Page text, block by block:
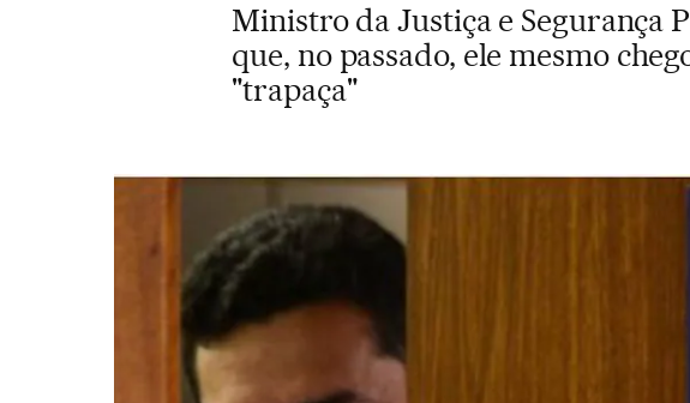
Ministro da Justiça e Segurança
que, no passado, ele mesmo
"trapaça"